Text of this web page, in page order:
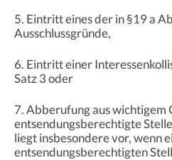
5. Eintritt eines der in §19 a
Ausschlussgründe,
6. Eintritt einer
Satz 3 oder
7. Abberufung aus wichtigem
entsendungsberechtigte
liegt insbesondere vor, wenn
entsendungsberechtigten